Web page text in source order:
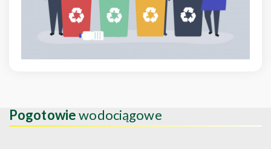
Pogotowiewodociągowe